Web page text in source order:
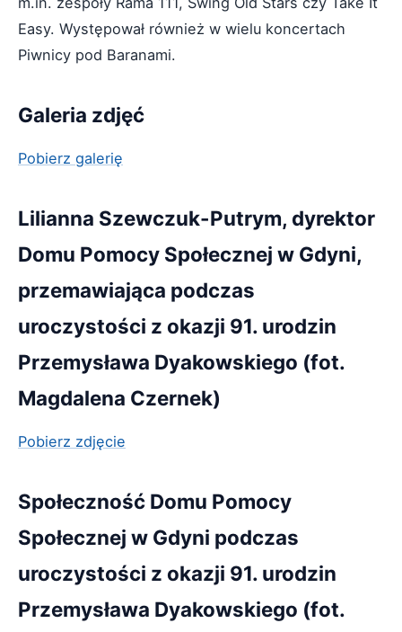
Easy. Występował również w wielu koncertach
Piwnicy pod Baranami.
Galeria zdjęć
Pobierz galerię
Lilianna Szewczuk-Putrym, dyrektor
Domu Pomocy Społecznej w Gdyni,
przemawiająca podczas
uroczystości z okazji 91. urodzin
Przemysława Dyakowskiego (fot.
Magdalena Czernek)
Pobierz zdjęcie
Społeczność Domu Pomocy
Społecznej w Gdyni podczas
uroczystości z okazji 91. urodzin
Przemysława Dyakowskiego (fot.